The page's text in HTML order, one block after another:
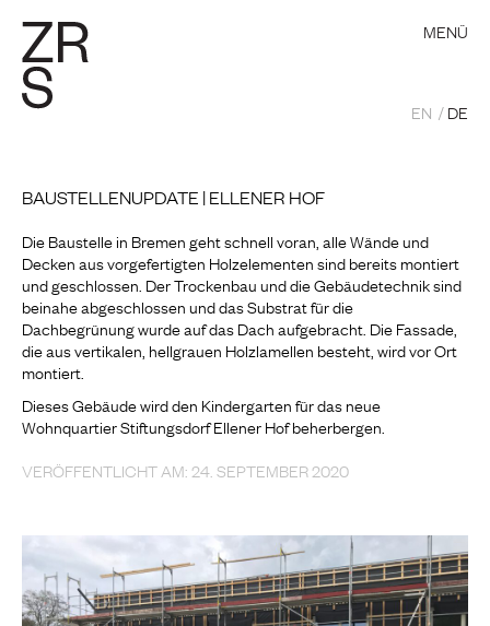
MENÜ
EN DE
BAUSTELLENUPDATE | ELLENER HOF
Die Baustelle in Bremen geht schnell voran, alle Wände und
Decken aus vorgefertigten Holzelementen sind bereits montiert
und geschlossen. Der Trockenbau und die Gebäudetechnik sind
beinahe abgeschlossen und das Substrat für die
Dachbegrünung wurde auf das Dach aufgebracht. Die Fassade,
die aus vertikalen, hellgrauen Holzlamellen besteht, wird vor Ort
montiert.
Dieses Gebäude wird den Kindergarten für das neue
Wohnquartier Stiftungsdorf Ellener Hof beherbergen.
VERÖFFENTLICHT AM: 24. SEPTEMBER 2020